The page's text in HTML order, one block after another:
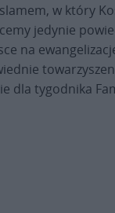
w który
jedynie
na
dla tygodnika